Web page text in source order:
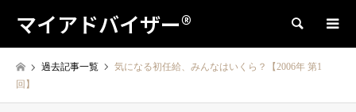
マイアドバイザー® 検索
過去記事一覧
気になる初任給、みんなはいくら？【2006年 第1
回】